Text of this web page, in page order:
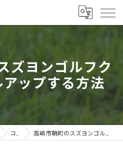
ズヨンゴルフク
ップする方法
コラム 高崎市鞘町のスズヨンゴルフクラブでスキルアップする方法